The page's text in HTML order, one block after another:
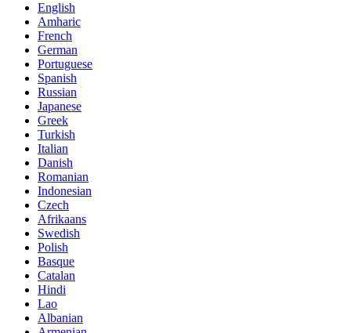
English
Amharic
French
German
Portuguese
Spanish
Russian
Japanese
Greek
Turkish
Italian
Danish
Romanian
Indonesian
Czech
Afrikaans
Swedish
Polish
Basque
Catalan
Hindi
Lao
Albanian